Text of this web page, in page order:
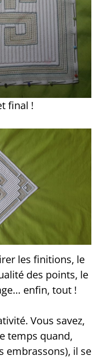
final !
les finitions, le
des points, le
enfin, tout !
Vous savez,
temps quand,
embrassons), il se